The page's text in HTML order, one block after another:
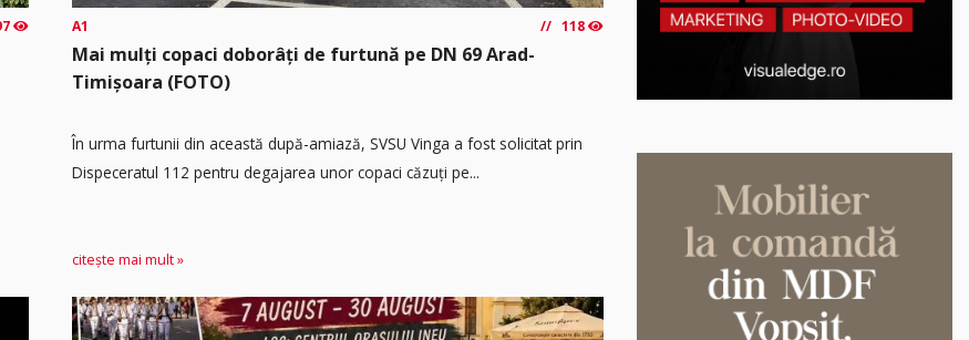
A1 118
Mai mulți copaci doborâți de furtună pe DN 69 Arad-
Timișoara (FOTO)
În urma furtunii din această după-amiază, SVSU Vinga a fost solicitat prin
Dispeceratul 112 pentru degajarea unor copaci căzuți pe...
citește mai mult »